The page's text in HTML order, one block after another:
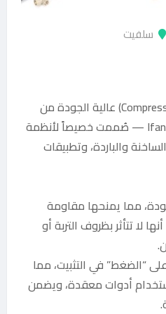
سلفيت
تجهيزات ضغط (Compression Fittings) عالية الجودة من
مادة البولي إيثيلين (PE) من Ifan — صُممت خصيصاً لأنظمة
والباردة، وتطبيقات
مما يمنحها مقاومة
لا تتأثر بظروف التربة أو
“الضغط” في التثبيت، مما
أدوات معقدة، ويضمن